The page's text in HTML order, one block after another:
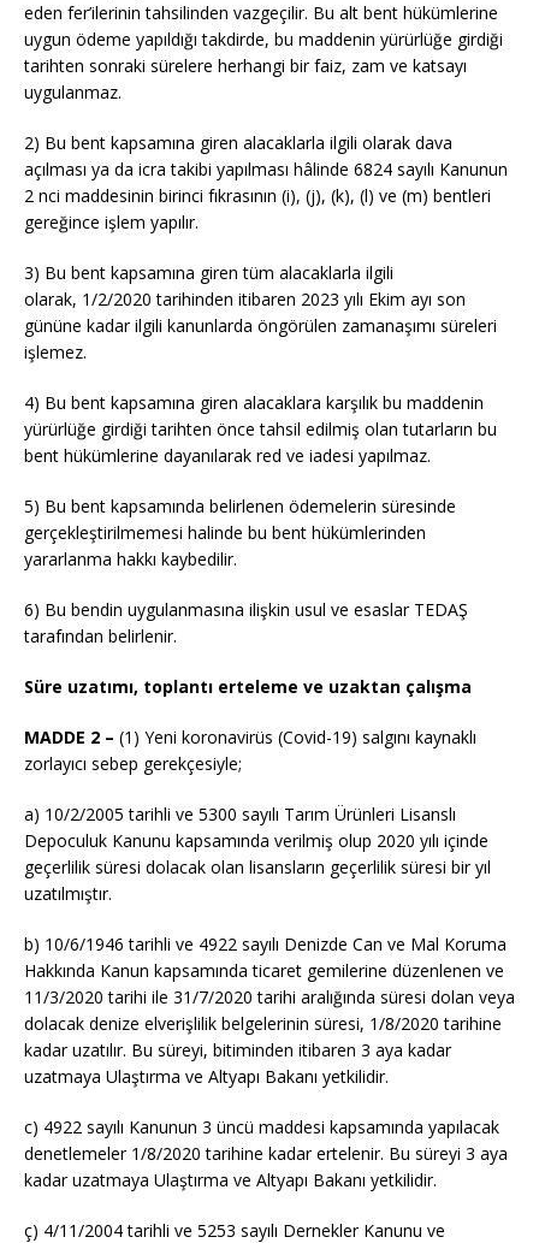
eden fer’ilerinin tahsilinden vazgeçilir. Bu alt bent hükümlerine
uygun ödeme yapıldığı takdirde, bu maddenin yürürlüğe girdiği
tarihten sonraki sürelere herhangi bir faiz, zam ve katsayı
uygulanmaz.
2) Bu bent kapsamına giren alacaklarla ilgili olarak dava
açılması ya da icra takibi yapılması hâlinde 6824 sayılı Kanunun
2 nci maddesinin birinci fıkrasının (i), (j), (k), (l) ve (m) bentleri
gereğince işlem yapılır.
3) Bu bent kapsamına giren tüm alacaklarla ilgili
olarak, 1/2/2020 tarihinden itibaren 2023 yılı Ekim ayı son
gününe kadar ilgili kanunlarda öngörülen zamanaşımı süreleri
işlemez.
4) Bu bent kapsamına giren alacaklara karşılık bu maddenin
yürürlüğe girdiği tarihten önce tahsil edilmiş olan tutarların bu
bent hükümlerine dayanılarak red ve iadesi yapılmaz.
5) Bu bent kapsamında belirlenen ödemelerin süresinde
gerçekleştirilmemesi halinde bu bent hükümlerinden
yararlanma hakkı kaybedilir.
6) Bu bendin uygulanmasına ilişkin usul ve esaslar TEDAŞ
tarafından belirlenir.
Süre uzatımı, toplantı erteleme ve uzaktan çalışma
MADDE 2 – (1) Yeni koronavirüs (Covid-19) salgını kaynaklı
zorlayıcı sebep gerekçesiyle;
a) 10/2/2005 tarihli ve 5300 sayılı Tarım Ürünleri Lisanslı
Depoculuk Kanunu kapsamında verilmiş olup 2020 yılı içinde
geçerlilik süresi dolacak olan lisansların geçerlilik süresi bir yıl
uzatılmıştır.
b) 10/6/1946 tarihli ve 4922 sayılı Denizde Can ve Mal Koruma
Hakkında Kanun kapsamında ticaret gemilerine düzenlenen ve
11/3/2020 tarihi ile 31/7/2020 tarihi aralığında süresi dolan veya
dolacak denize elverişlilik belgelerinin süresi, 1/8/2020 tarihine
kadar uzatılır. Bu süreyi, bitiminden itibaren 3 aya kadar
uzatmaya Ulaştırma ve Altyapı Bakanı yetkilidir.
c) 4922 sayılı Kanunun 3 üncü maddesi kapsamında yapılacak
denetlemeler 1/8/2020 tarihine kadar ertelenir. Bu süreyi 3 aya
kadar uzatmaya Ulaştırma ve Altyapı Bakanı yetkilidir.
ç) 4/11/2004tarihli ve 5253 sayılı Dernekler Kanunu ve